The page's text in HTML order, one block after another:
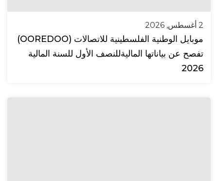
2 أغسطس, 2026
موبايل الوطنية الفلسطينية للاتصالات (OOREDOO)
تفصح عن بياناتها الماليةللنصف الأول للسنة المالية
2026